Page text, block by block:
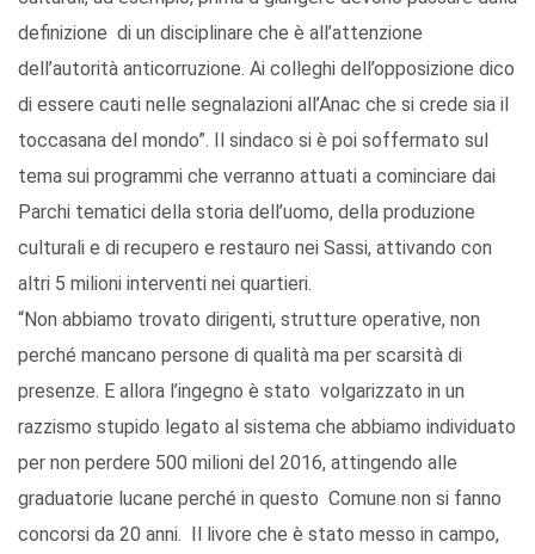
definizione di un disciplinare che è all’attenzione
dell’autorità anticorruzione. Ai colleghi dell’opposizione dico
di essere cauti nelle segnalazioni all’Anac che si crede sia il
toccasana del mondo”. Il sindaco si è poi soffermato sul
tema sui programmi che verranno attuati a cominciare dai
Parchi tematici della storia dell’uomo, della produzione
culturali e di recupero e restauro nei Sassi, attivando con
altri 5 milioni interventi nei quartieri.
“Non abbiamo trovato dirigenti, strutture operative, non
perché mancano persone di qualità ma per scarsità di
presenze. E allora l’ingegno è stato volgarizzato in un
razzismo stupido legato al sistema che abbiamo individuato
per non perdere 500 milioni del 2016, attingendo alle
graduatorie lucane perché in questo Comune non si fanno
concorsi da 20 anni. Il livore che è stato messo in campo,